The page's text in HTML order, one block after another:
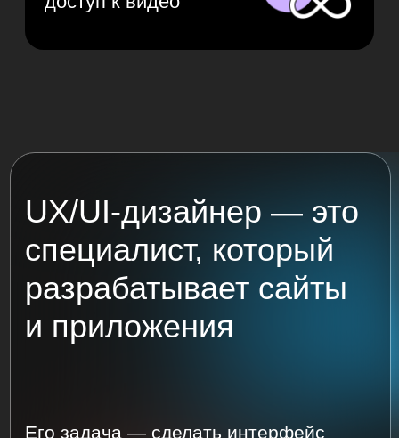
и UX-дизайне
Изучите теорию UX-дизайна, освоите
принципы проектирования сайтов
и приложений. Сделаете проект
для портфолио. Поймёте, как
развиваться в цифровом дизайне
дальше.
в дизайне